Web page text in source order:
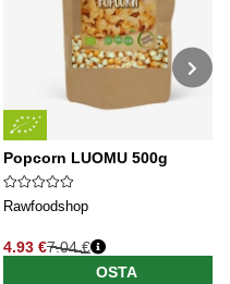
Popcorn LUOMU 500g
Rawfoodshop
4.93 €
Normaali hinta
7.04 €
OSTA